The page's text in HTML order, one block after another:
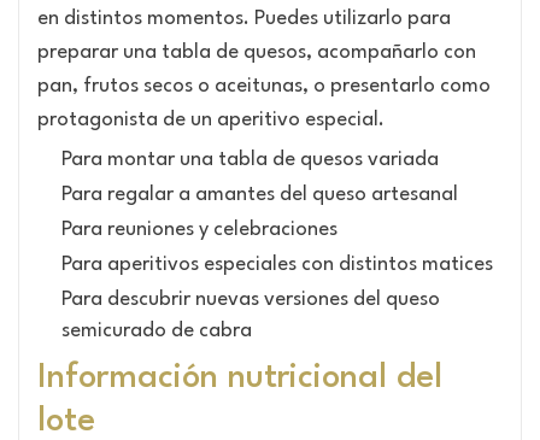
en distintos momentos. Puedes utilizarlo para
preparar una tabla de quesos, acompañarlo con
pan, frutos secos o aceitunas, o presentarlo como
protagonista de un aperitivo especial.
Para montar una tabla de quesos variada
Para regalar a amantes del queso artesanal
Para reuniones y celebraciones
Para aperitivos especiales con distintos matices
Para descubrir nuevas versiones del queso
semicurado de cabra
Información nutricional del
lote